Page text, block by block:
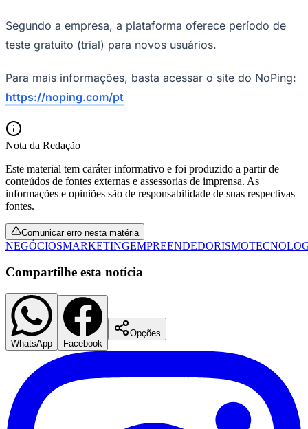
Santos
Flamengo
Segundo a empresa, a plataforma oferece período de
teste gratuito (trial) para novos usuários.
Para mais informações, basta acessar o site do NoPing:
https://noping.com/pt
Nota da Redação
Este material tem caráter informativo e foi produzido a partir de
conteúdos de fontes externas e assessorias de imprensa. As
informações e opiniões são de responsabilidade de suas respectivas
fontes.
Comunicar erro nesta matéria
NEGÓCIOSMARKETINGEMPREENDEDORISMO
Compartilhe esta notícia
WhatsApp Facebook
Opções